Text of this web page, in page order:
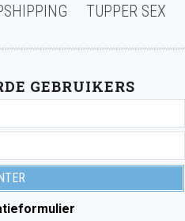
TUPPER SEX
GEBRUIKERS